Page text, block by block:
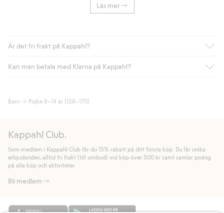
Läs mer
Är det fri frakt på Kappahl?
Är du medlem i Kappahl Club har du alltid gratis frakt till butik
automatik efter du loggat in och identifierats som medlem.
handlar för.
Läs mer
Kan man betala med Klarna på Kappahl?
bland annat faktura och swish men även andra betalningssätt.
allmänna villkor.
Läs mer
Barn Pojke 8–14 år (128–170)
Kappahl Club.
Som medlem i Kappahl Club får du 15% rabatt på ditt första köp. Du får unika
erbjudanden, alltid fri frakt (till ombud) vid köp över 500 kr samt samlar poäng
på alla köp och aktiviteter.
Bli medlem